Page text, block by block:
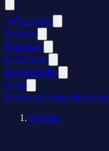
AstroPut
Znakovi
Horoskop
Kalkulatori
Enciklopedija
Nebo
Politika privatnostiKontakt
Početna